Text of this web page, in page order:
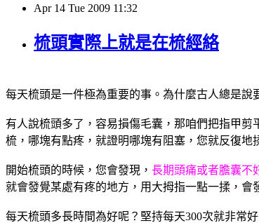
Apr 14 Tue 2009 11:32
梳頭實際上就是在梳經絡
每天梳頭是一件極為重要的事。為什麼古人總是說
有人說梳頭多了，容易損傷毛囊，那咱們把指甲剪
梳，哪塊有點疼，就證明哪塊有阻塞，您就反復
開始梳頭的時候，您會發現， 長期頭痛或者膽囊不
就會發覺某處有疼的地方，用大拇指一點一揉，
每天梳頭多長時間為好呢？堅持每天300次就非常